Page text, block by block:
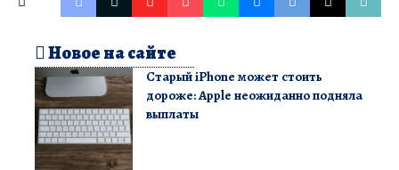
Новое на сайте
Старый iPhone может стоить
дороже: Apple неожиданно подняла
выплаты